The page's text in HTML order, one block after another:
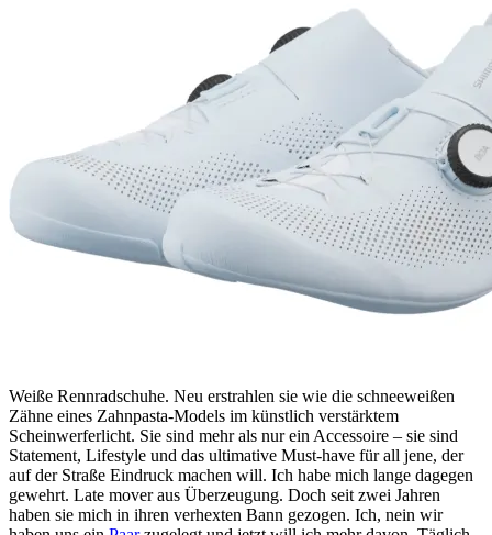
Weiße Rennradschuhe. Neu erstrahlen sie wie die schneeweißen
Zähne eines Zahnpasta-Models im künstlich verstärktem
Scheinwerferlicht. Sie sind mehr als nur ein Accessoire – sie sind
Statement, Lifestyle und das ultimative Must-have für all jene, der
auf der Straße Eindruck machen will. Ich habe mich lange dagegen
gewehrt. Late mover aus Überzeugung. Doch seit zwei Jahren
haben sie mich in ihren verhexten Bann gezogen. Ich, nein wir